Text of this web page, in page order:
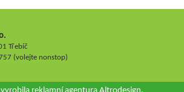
Třebíč
(volejte nonstop)